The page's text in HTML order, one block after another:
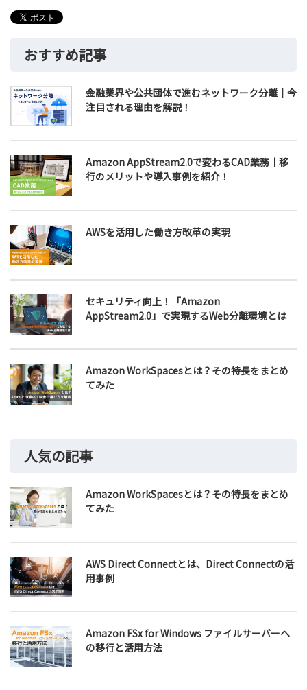
おすすめ記事
金融業界や公共団体で進むネットワーク分離｜今
注目される理由を解説！
Amazon AppStream2.0で変わるCAD業務｜移
行のメリットや導入事例を紹介！
AWSを活用した働き方改革の実現
セキュリティ向上！「Amazon
AppStream2.0」で実現するWeb分離環境とは
Amazon WorkSpacesとは？その特長をまとめ
てみた
人気の記事
Amazon WorkSpacesとは？その特長をまとめ
てみた
AWS Direct Connectとは、Direct Connectの活
用事例
Amazon FSx for Windows ファイルサーバーへ
の移行と活用方法